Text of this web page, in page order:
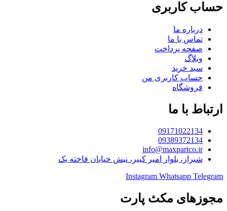
حساب کاربری
درباره ما
تماس با ما
صفحه پرداخت
وبلاگ
سبد خرید
حساب کاربری من
فروشگاه
ارتباط با ما
09171022134
09389372134
info@maxpartco.ir
شیراز، بلوار امیر کبیر، نبش خیابان فاخته یک
Instagram Whatsapp Telegram
مجوزهای مکث پارت